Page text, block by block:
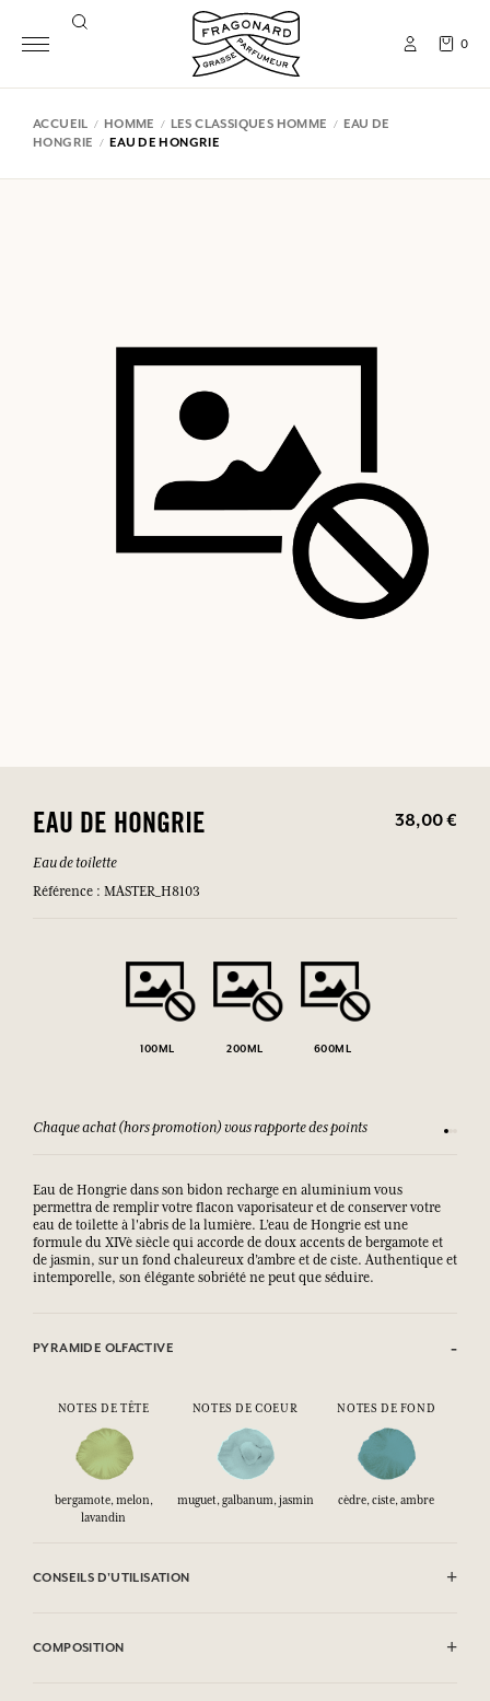
0
ACCUEIL HOMME LES CLASSIQUES HOMME
EAU DE
HONGRIE
EAU DE HONGRIE
EAU DE HONGRIE 38,00 €
Eau de toilette
Référence : MASTER_H8103
100ML 200ML 600ML
Chaque achat (hors promotion) vous rapporte des points
Eau de Hongrie dans son bidon recharge en aluminium vous
permettra de remplir votre flacon vaporisateur et de conserver votre
eau de toilette à l'abris de la lumière. L’eau de Hongrie est une
formule du XIVè siècle qui accorde de doux accents de bergamote et
de jasmin, sur un fond chaleureux d’ambre et de ciste. Authentique et
intemporelle, son élégante sobriété ne peut que séduire.
PYRAMIDE OLFACTIVE
NOTES DE TÊTE NOTES DE COEUR NOTES DE FOND
bergamote, melon,
lavandin
muguet, galbanum, jasmin cèdre, ciste, ambre
CONSEILS D'UTILISATION
COMPOSITION